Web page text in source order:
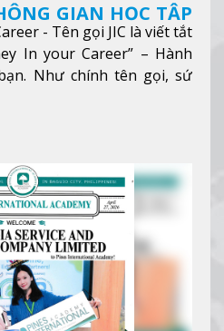
GIAN HỌC TẬP
- Tên gọi JIC là viết tắt
In your Career” – Hành
Như chính tên gọi, sứ